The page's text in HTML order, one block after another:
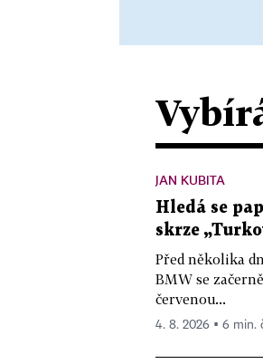
JAN KUBITA
Hledá se
skrze
Před několika
BMW se
červenou...
4. 8. 2026 ▪ 6 min.